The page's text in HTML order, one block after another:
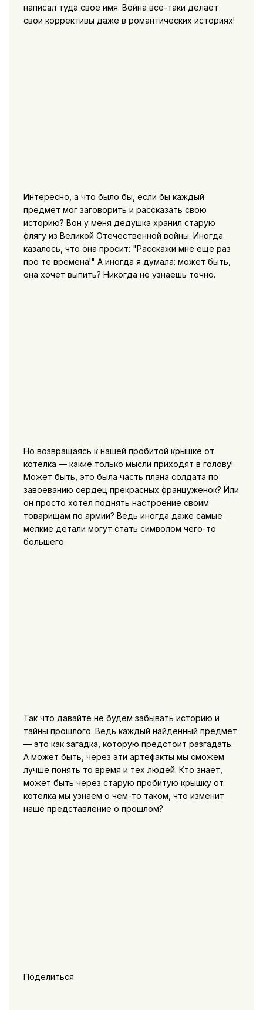
написал туда свое имя. Война все-таки делает
свои коррективы даже в романтических историях!
Интересно, а что было бы, если бы каждый
предмет мог заговорить и рассказать свою
историю? Вон у меня дедушка хранил старую
флягу из Великой Отечественной войны. Иногда
казалось, что она просит: "Расскажи мне еще раз
про те времена!" А иногда я думала: может быть,
она хочет выпить? Никогда не узнаешь точно.
Но возвращаясь к нашей пробитой крышке от
котелка — какие только мысли приходят в голову!
Может быть, это была часть плана солдата по
завоеванию сердец прекрасных француженок? Или
он просто хотел поднять настроение своим
товарищам по армии? Ведь иногда даже самые
мелкие детали могут стать символом чего-то
большего.
Так что давайте не будем забывать историю и
тайны прошлого. Ведь каждый найденный предмет
— это как загадка, которую предстоит разгадать.
А может быть, через эти артефакты мы сможем
лучше понять то время и тех людей. Кто знает,
может быть через старую пробитую крышку от
котелка мы узнаем о чем-то таком, что изменит
наше представление о прошлом?
Поделиться